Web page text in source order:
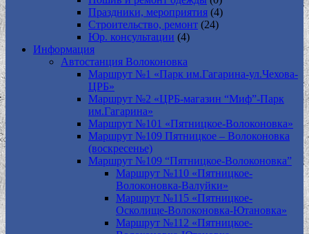
Праздники, мероприятия (4)
Строительство, ремонт (24)
Юр. консультации (4)
Информация
Автостанция Волоконовка
Маршрут №1 «Парк им.Гагарина-ул.Чехова-
ЦРБ»
Маршрут №2 «ЦРБ-магазин “Миф”-Парк
им.Гагарина»
Маршрут №101 «Пятницкое-Волоконовка»
Маршрут №109 Пятницкое – Волоконовка
(воскресенье)
Маршрут №109 “Пятницкое-Волоконовка”
Маршрут №110 «Пятницкое-
Волоконовка-Валуйки»
Маршрут №115 «Пятницкое-
Осколище-Волоконовка-Ютановка»
Маршрут №112 «Пятницкое-